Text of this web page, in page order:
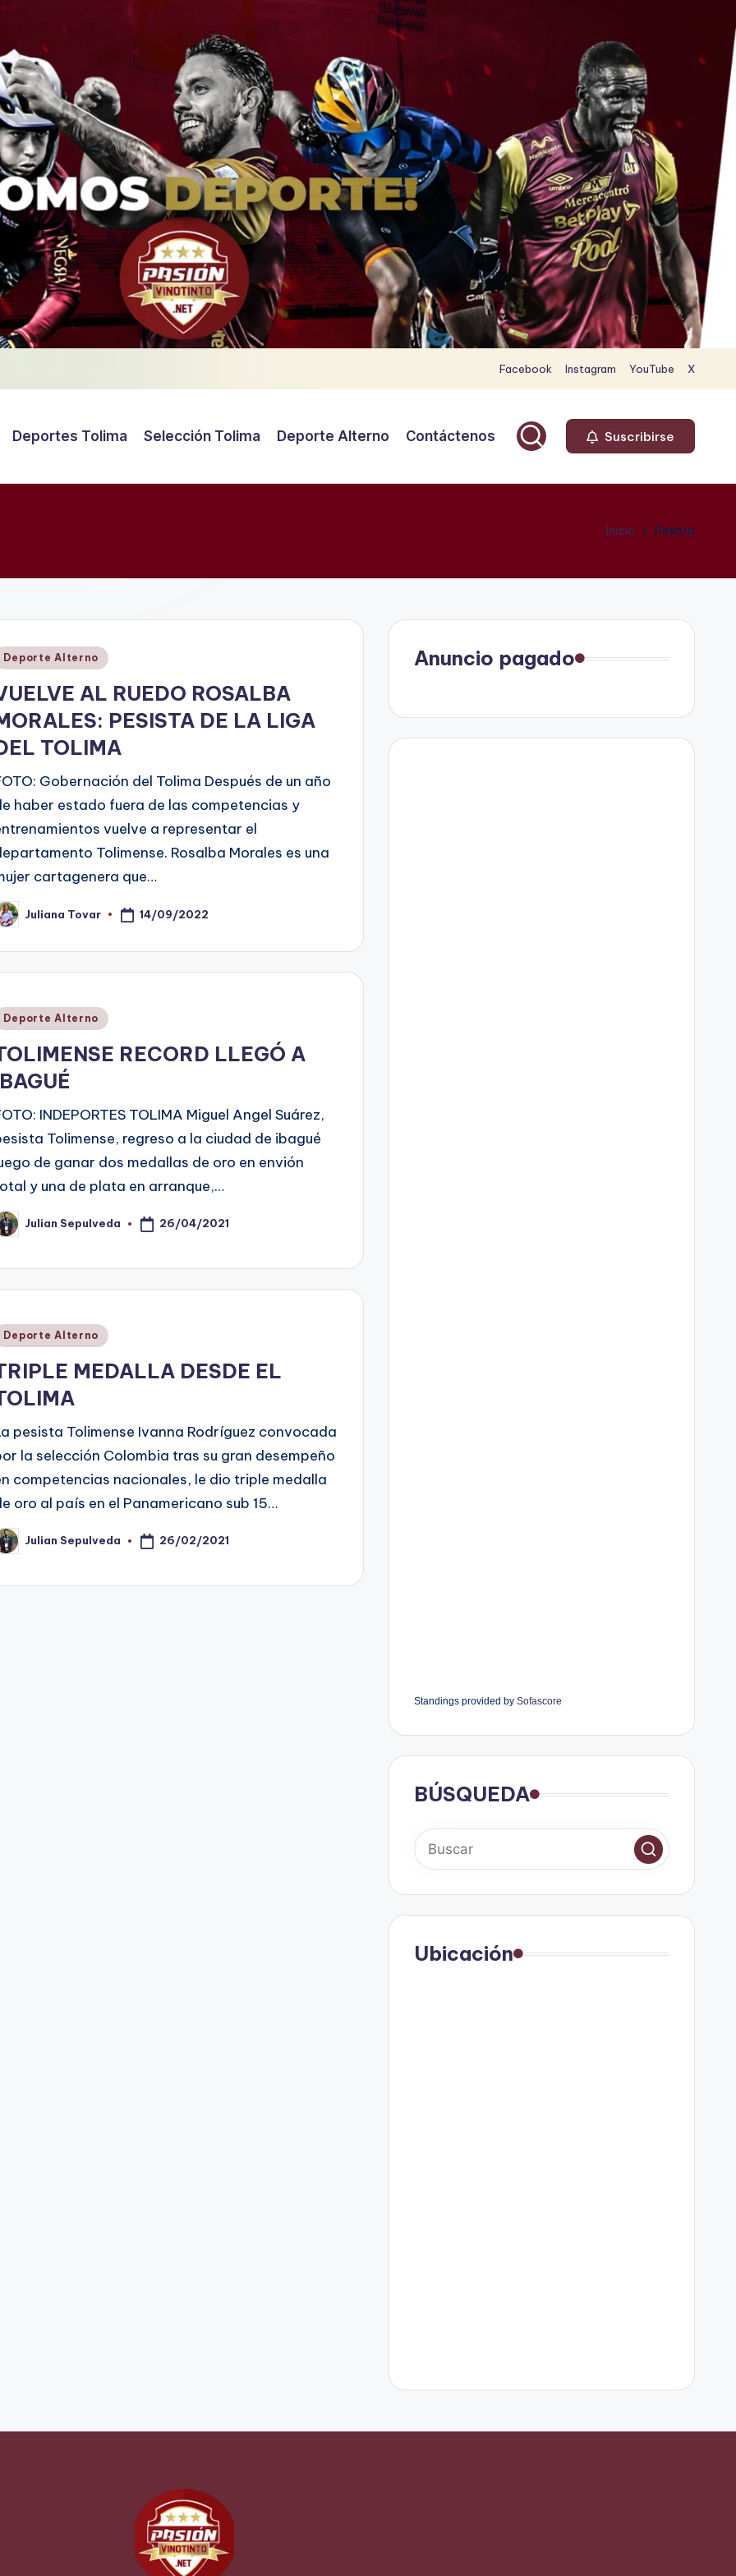
Facebook Instagram YouTube X
Deportes Tolima Selección Tolima Deporte Alterno Contáctenos Suscribirse
Inicio Pesista
Deporte Alterno
AL RUEDO ROSALBA
PESISTA DE LA LIGA
TOLIMA
Gobernación del Tolima Después de un año
haber estado fuera de las competencias y
vuelve a representar el
Tolimense. Rosalba Morales es una
cartagenera que…
Juliana Tovar 14/09/2022
Deporte Alterno
RECORD LLEGÓ A
INDEPORTES TOLIMA Miguel Angel Suárez,
Tolimense, regreso a la ciudad de ibagué
de ganar dos medallas de oro en envión
y una de plata en arranque,…
Julian Sepulveda 26/04/2021
Deporte Alterno
MEDALLA DESDE EL
pesista Tolimense Ivanna Rodríguez convocada
la selección Colombia tras su gran desempeño
competencias nacionales, le dio triple medalla
oro al país en el Panamericano sub 15…
Julian Sepulveda 26/02/2021
Anuncio pagado
Standings provided by Sofascore
BÚSQUEDA
Ubicación